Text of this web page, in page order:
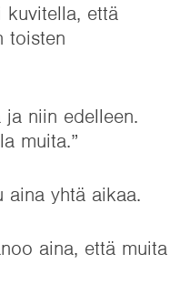
kuvitella, että
toisten
niin edelleen.
muita.”
aina yhtä aikaa.
aina, että muita